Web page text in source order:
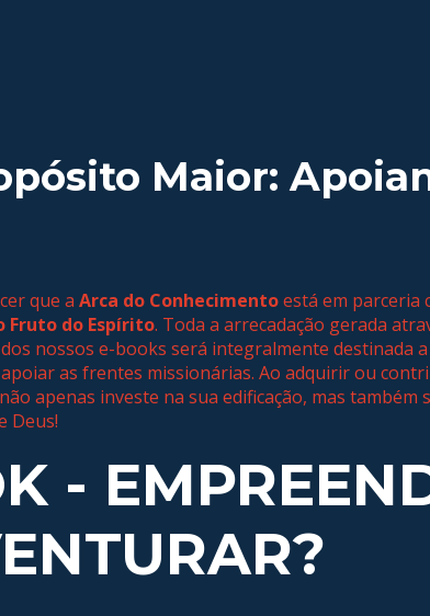
Maior:
que a Arca do Conhecimentoestá em parceria
Fruto do Espírito. Toda a arrecadação gerada
nossos e-books será integralmente destinada
as frentes missionárias. Ao adquirir ou
apenas investe na sua edificação, mas também
Deus!
-